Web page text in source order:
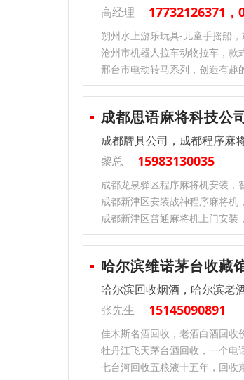
高经理
17732126371，
朔州水上游乐玩具-儿童手摇船
沧州市机器人拉车动物拉车，款
邢台市电动转马系列，创造有趣
成都思语麻将科技公
成都牌具公司，成都程序麻
黎总
15983130035
成都‌龙泉驿区‌‌‌程序麻将机安装，
成都‌新津区‌‌‌安装战神程序麻将机
成都‌新津区‌‌‌普通麻将机上门安装
哈尔滨维诺茅台收藏
哈尔滨回收烟酒，哈尔滨老
张先生
15145090891
佳木斯名酒回收，老酒白酒回收
牡丹江飞天茅台酒回收，一个电
七台河回收五粮液十五年，回收